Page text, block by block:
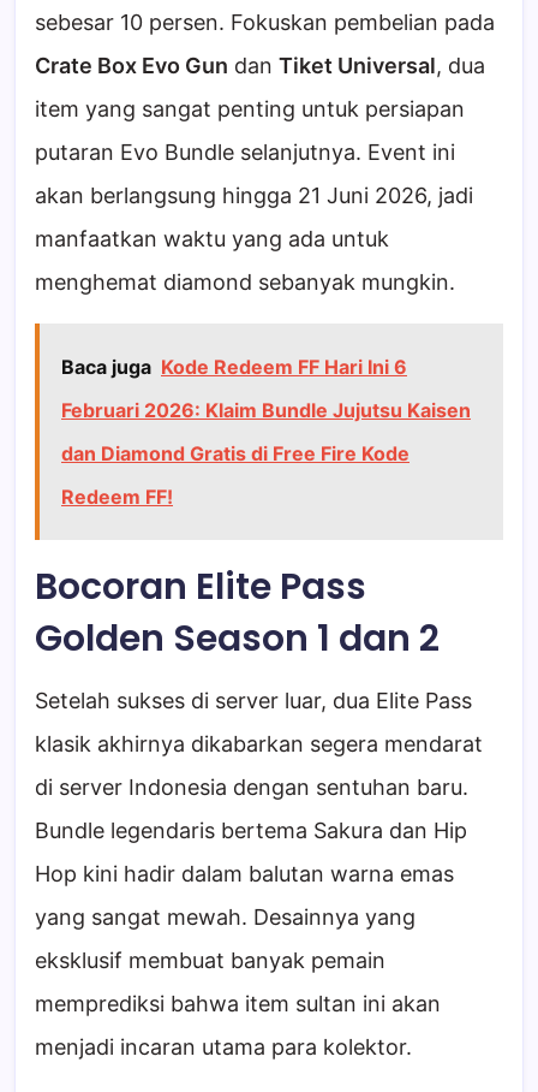
sebesar 10 persen. Fokuskan pembelian pada
Crate Box Evo Gun dan Tiket Universal, dua
item yang sangat penting untuk persiapan
putaran Evo Bundle selanjutnya. Event ini
akan berlangsung hingga 21 Juni 2026, jadi
manfaatkan waktu yang ada untuk
menghemat diamond sebanyak mungkin.
Baca juga Kode Redeem FF Hari Ini 6
Februari 2026: Klaim Bundle Jujutsu Kaisen
dan Diamond Gratis di Free Fire Kode
Redeem FF!
Bocoran Elite Pass
Golden Season 1 dan 2
Setelah sukses di server luar, dua Elite Pass
klasik akhirnya dikabarkan segera mendarat
di server Indonesia dengan sentuhan baru.
Bundle legendaris bertema Sakura dan Hip
Hop kini hadir dalam balutan warna emas
yang sangat mewah. Desainnya yang
eksklusif membuat banyak pemain
memprediksi bahwa item sultan ini akan
menjadi incaran utama para kolektor.